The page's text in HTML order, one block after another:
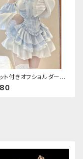
ト付きオフショルダー重
ミニドレス